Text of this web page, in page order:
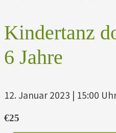
Kindertanz
6 Jahre
12. Januar 2023 | 15:00
€25